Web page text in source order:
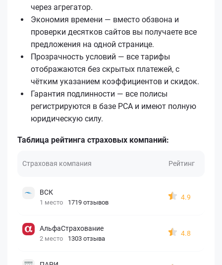
через агрегатор.
Экономия времени — вместо обзвона и
проверки десятков сайтов вы получаете все
предложения на одной странице.
Прозрачность условий — все тарифы
отображаются без скрытых платежей, с
чётким указанием коэффициентов и скидок.
Гарантия подлинности — все полисы
регистрируются в базе РСА и имеют полную
юридическую силу.
Таблица рейтинга страховых компаний:
Страховая компания Рейтинг
ВСК
1 место 1719 отзывов
4.9
АльфаСтрахование
2 место 1303 отзыва
4.8